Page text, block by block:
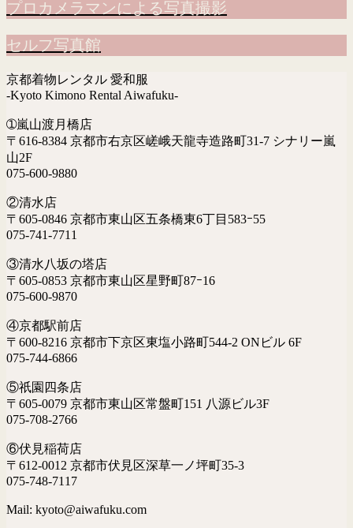
プロカメラマンによる写真撮影
セルフ写真館
京都着物レンタル 愛和服
-Kyoto Kimono Rental Aiwafuku-
➀嵐山渡月橋店
〒616-8384 京都市右京区嵯峨天龍寺造路町31-7 シナリー嵐
山2F
075-600-9880
②清水店
〒605-0846 京都市東山区五条橋東6丁目583ｰ55
075-741-7711
③清水八坂の塔店
〒605-0853 京都市東山区星野町87ｰ16
075-600-9870
④京都駅前店
〒600-8216 京都市下京区東塩小路町544-2 ONビル 6F
075-744-6866
⑤祇園四条店
〒605-0079 京都市東山区常盤町151 八源ビル3F
075-708-2766
⑥伏見稲荷店
〒612-0012 京都市伏見区深草一ノ坪町35-3
075-748-7117
Mail: kyoto@aiwafuku.com